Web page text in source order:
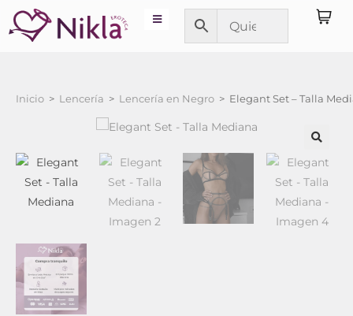
Inicio > Lencería > Lencería en Negro > Elegant Set – Talla